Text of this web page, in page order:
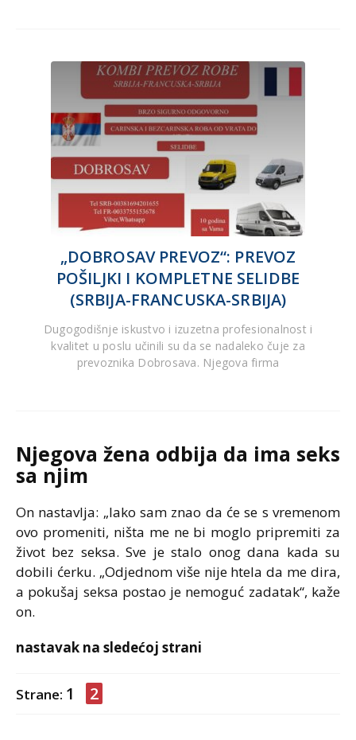
„DOBROSAV PREVOZ“: PREVOZ
POŠILJKI I KOMPLETNE SELIDBE
(SRBIJA-FRANCUSKA-SRBIJA)
Dugogodišnje iskustvo i izuzetna profesionalnost i
kvalitet u poslu učinili su da se nadaleko čuje za
prevoznika Dobrosava. Njegova firma
Njegova žena odbija da ima seks
sa njim
On nastavlja: ​​„Iako sam znao da će se s vremenom
ovo promeniti, ništa me ne bi moglo pripremiti za
život bez seksa. Sve je stalo onog dana kada su
dobili ćerku. „Odjednom više nije htela da me dira,
a pokušaj seksa postao je nemoguć zadatak“, kaže
on.
nastavak na sledećoj strani
Strane: 1 2